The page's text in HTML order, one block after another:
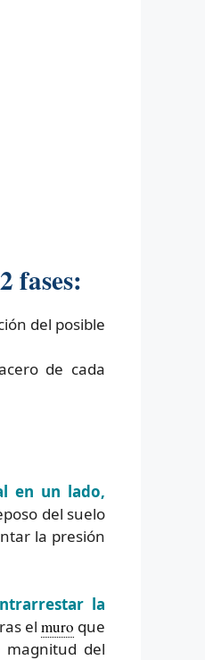
fases:
del posible
de cada
en un lado,
del suelo
la presión
la
el muro que
del